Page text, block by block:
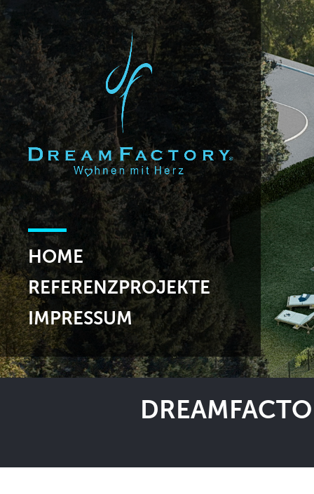
HOME
REFERENZPROJEKTE
IMPRESSUM